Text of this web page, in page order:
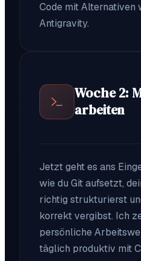
Code mit Alternativen
Antigravity.
Woche 2:
arbeiten
Jetzt geht es ans
wie du Git aufsetzt,
richtig strukturierst
korrekt vergibst. Ich
persönliche
täglich produktiv mit